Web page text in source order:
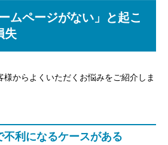
ムページがない」と起こ
失
からよくいただくお悩みをご紹介しま
利になるケースがある